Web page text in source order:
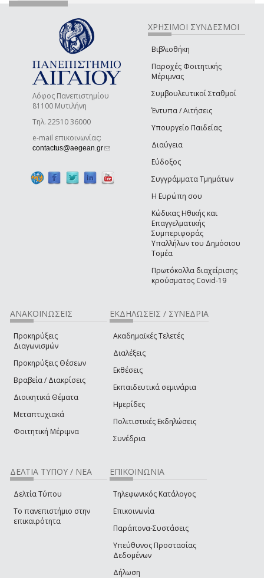
Λόφος Πανεπιστημίου
81100 Μυτιλήνη
Τηλ. 22510 36000
e-mail επικοινωνίας:
contactus@aegean.gr(link sends e-mail)
ΧΡΗΣΙΜΟΙ ΣΥΝΔΕΣΜΟΙ
Βιβλιοθήκη
Παροχές Φοιτητικής
Μέριμνας
Συμβουλευτικοί Σταθμοί
Έντυπα / Αιτήσεις
Υπουργείο Παιδείας
Διαύγεια
Εύδοξος
Συγγράμματα Τμημάτων
Η Ευρώπη σου
Κώδικας Ηθικής και
Επαγγελματικής
Συμπεριφοράς
Υπαλλήλων του Δημόσιου
Τομέα
Πρωτόκολλα διαχείρισης
κρούσματος Covid-19
ΑΝΑΚΟΙΝΩΣΕΙΣ
Προκηρύξεις
Διαγωνισμών
Προκηρύξεις Θέσεων
Βραβεία / Διακρίσεις
Διοικητικά Θέματα
Μεταπτυχιακά
Φοιτητική Μέριμνα
ΕΚΔΗΛΩΣΕΙΣ / ΣΥΝΕΔΡΙΑ
Ακαδημαϊκές Τελετές
Διαλέξεις
Εκθέσεις
Εκπαιδευτικά σεμινάρια
Ημερίδες
Πολιτιστικές Εκδηλώσεις
Συνέδρια
ΔΕΛΤΙΑ ΤΥΠΟΥ / ΝΕΑ
Δελτία Τύπου
Το πανεπιστήμιο στην
επικαιρότητα
ΕΠΙΚΟΙΝΩΝΙΑ
Τηλεφωνικός Κατάλογος
Επικοινωνία
Παράπονα-Συστάσεις
Υπεύθυνος Προστασίας
Δεδομένων
Δήλωση